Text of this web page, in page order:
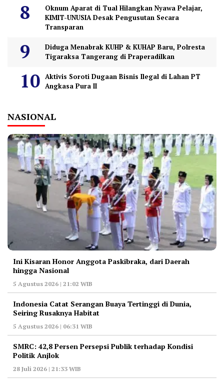
Oknum Aparat di Tual Hilangkan Nyawa Pelajar,
KIMIT-UNUSIA Desak Pengusutan Secara
Transparan
Diduga Menabrak KUHP & KUHAP Baru, Polresta
Tigaraksa Tangerang di Praperadilkan
Aktivis Soroti Dugaan Bisnis Ilegal di Lahan PT
Angkasa Pura II
NASIONAL
Ini Kisaran Honor Anggota Paskibraka, dari Daerah
hingga Nasional
5 Agustus 2026 | 21:02 WIB
Indonesia Catat Serangan Buaya Tertinggi di Dunia,
Seiring Rusaknya Habitat
5 Agustus 2026 | 06:31 WIB
‎SMRC: 42,8 Persen Persepsi Publik terhadap Kondisi
Politik Anjlok
28 Juli 2026 | 21:33 WIB